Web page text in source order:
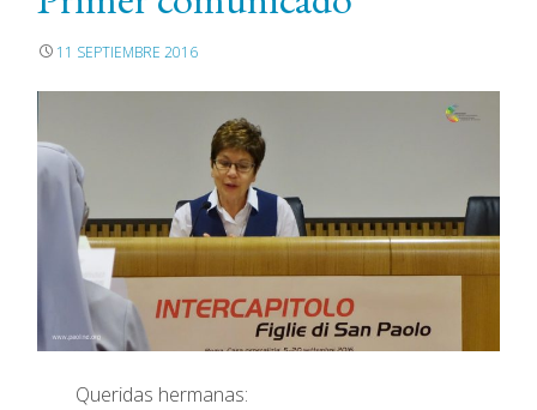
11 SEPTIEMBRE 2016
Queridas hermanas: